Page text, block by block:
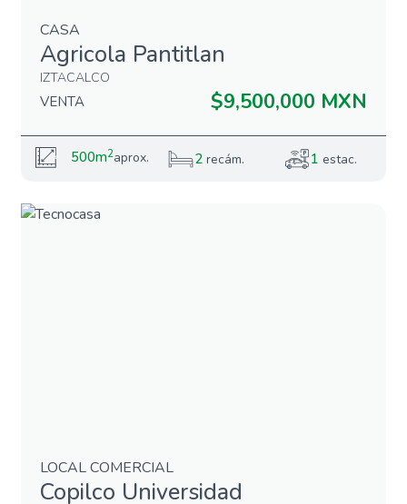
CASA
Agricola Pantitlan
IZTACALCO
VENTA $9,500,000 MXN
500m2aprox. 2recám. 1 estac.
LOCAL COMERCIAL
Copilco Universidad